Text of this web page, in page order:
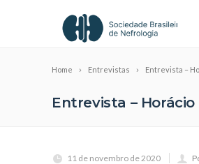
Home Entrevistas Entrevista –
Entrevista – Horácio
11 de novembro de 2020